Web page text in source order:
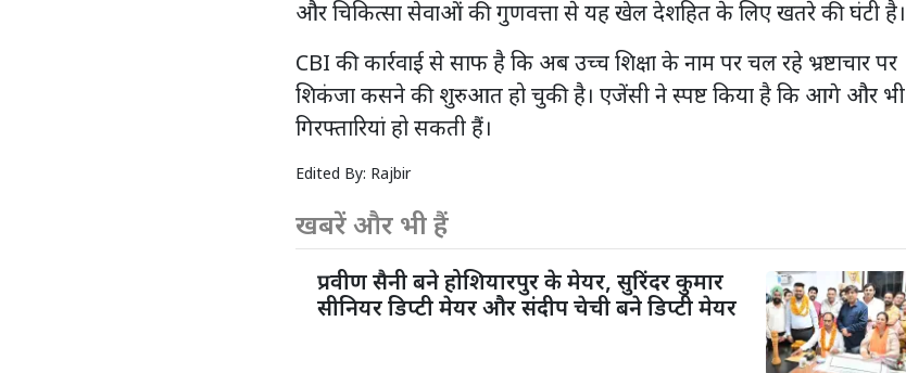
और चिकित्सा सेवाओं की गुणवत्ता से यह खेल देशहित के लिए खतरे की घंटी है।
CBI की कार्रवाई से साफ है कि अब उच्च शिक्षा के नाम पर चल रहे भ्रष्टाचार पर
शिकंजा कसने की शुरुआत हो चुकी है। एजेंसी ने स्पष्ट किया है कि आगे और भी
गिरफ्तारियां हो सकती हैं।
Edited By: Rajbir
खबरें और भी हैं
प्रवीण सैनी बने होशियारपुर के मेयर, सुरिंदर कुमार
सीनियर डिप्टी मेयर और संदीप चेची बने डिप्टी मेयर